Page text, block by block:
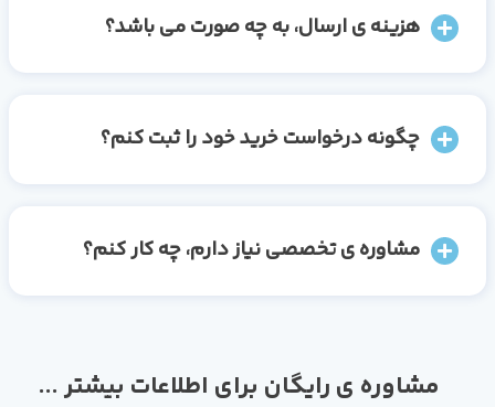
هزینه ی ارسال، به چه صورت می باشد؟
چگونه درخواست خرید خود را ثبت کنم؟
مشاوره ی تخصصی نیاز دارم، چه کار کنم؟
مشاوره ی رایگان برای اطلاعات بیشتر ...